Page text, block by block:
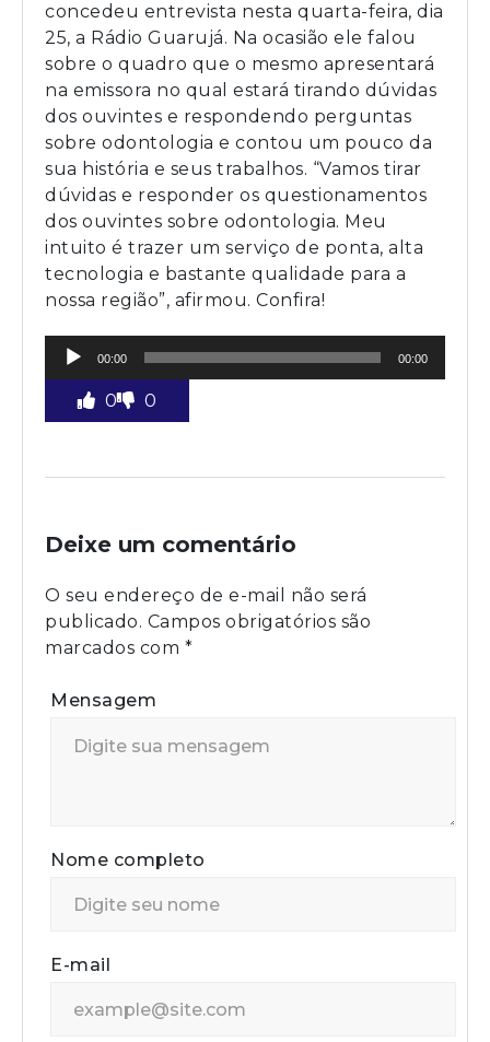
concedeu entrevista nesta quarta-feira, dia
25, a Rádio Guarujá. Na ocasião ele falou
sobre o quadro que o mesmo apresentará
na emissora no qual estará tirando dúvidas
dos ouvintes e respondendo perguntas
sobre odontologia e contou um pouco da
sua história e seus trabalhos. “Vamos tirar
dúvidas e responder os questionamentos
dos ouvintes sobre odontologia. Meu
intuito é trazer um serviço de ponta, alta
tecnologia e bastante qualidade para a
nossa região”, afirmou. Confira!
Tocador
áudio
00:00 00:00
0 0
Deixe um comentário
O seu endereço de e-mail não será
publicado. Campos obrigatórios são
marcados com *
Mensagem
Nome completo
E-mail